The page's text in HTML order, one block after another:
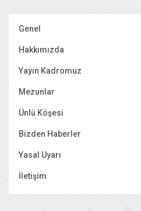
Genel
Hakkımızda
Yayın Kadromuz
Mezunlar
Ünlü Köşesi
Bizden Haberler
Yasal Uyarı
İletişim